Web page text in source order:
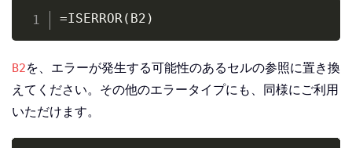
=ISERROR(B2)
B2を、エラーが発生する可能性のあるセルの参照に置き換
えてください。その他のエラータイプにも、同様にご利用
いただけます。